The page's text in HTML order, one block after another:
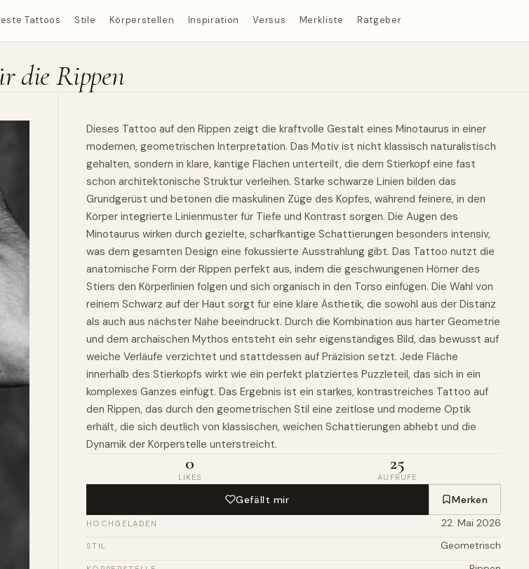
Tattoos Stile Körperstellen Inspiration Versus Merkliste Ratgeber
die Rippen
Dieses Tattoo auf den Rippen zeigt die kraftvolle Gestalt eines Minotaurus in einer
modernen, geometrischen Interpretation. Das Motiv ist nicht klassisch naturalistisch
gehalten, sondern in klare, kantige Flächen unterteilt, die dem Stierkopf eine fast
schon architektonische Struktur verleihen. Starke schwarze Linien bilden das
Grundgerüst und betonen die maskulinen Züge des Kopfes, während feinere, in den
Körper integrierte Linienmuster für Tiefe und Kontrast sorgen. Die Augen des
Minotaurus wirken durch gezielte, scharfkantige Schattierungen besonders intensiv,
was dem gesamten Design eine fokussierte Ausstrahlung gibt. Das Tattoo nutzt die
anatomische Form der Rippen perfekt aus, indem die geschwungenen Hörner des
Stiers den Körperlinien folgen und sich organisch in den Torso einfügen. Die Wahl von
reinem Schwarz auf der Haut sorgt für eine klare Ästhetik, die sowohl aus der Distanz
als auch aus nächster Nähe beeindruckt. Durch die Kombination aus harter Geometrie
und dem archaischen Mythos entsteht ein sehr eigenständiges Bild, das bewusst auf
weiche Verläufe verzichtet und stattdessen auf Präzision setzt. Jede Fläche
innerhalb des Stierkopfs wirkt wie ein perfekt platziertes Puzzleteil, das sich in ein
komplexes Ganzes einfügt. Das Ergebnis ist ein starkes, kontrastreiches Tattoo auf
den Rippen, das durch den geometrischen Stil eine zeitlose und moderne Optik
erhält, die sich deutlich von klassischen, weichen Schattierungen abhebt und die
Dynamik der Körperstelle unterstreicht.
0
LIKES
25
AUFRUFE
Gefällt mir Merken
HOCHGELADEN 22. Mai 2026
STIL Geometrisch